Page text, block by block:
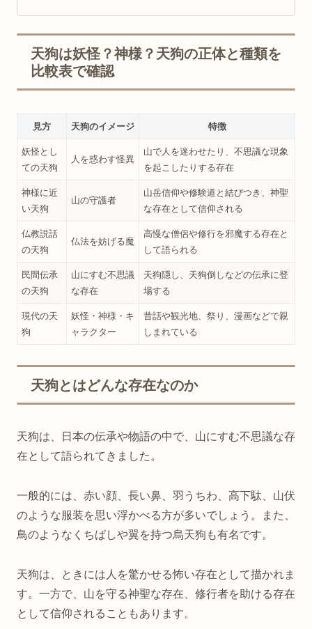
天狗は妖怪？神様？天狗の正体と種類を
比較表で確認
見方 天狗のイメージ 特徴
妖怪とし
ての天狗
人を惑わす怪異
山で人を迷わせたり、不思議な現象
を起こしたりする存在
神様に近
い天狗
山の守護者
山岳信仰や修験道と結びつき、神聖
な存在として信仰される
仏教説話
の天狗
仏法を妨げる魔
高慢な僧侶や修行を邪魔する存在と
して語られる
民間伝承
の天狗
山にすむ不思議
な存在
天狗隠し、天狗倒しなどの伝承に登
場する
現代の天
狗
妖怪・神様・キ
ャラクター
昔話や観光地、祭り、漫画などで親
しまれている
天狗とはどんな存在なのか
天狗は、日本の伝承や物語の中で、山にすむ不思議な存
在として語られてきました。
一般的には、赤い顔、長い鼻、羽うちわ、高下駄、山伏
のような服装を思い浮かべる方が多いでしょう。また、
鳥のようなくちばしや翼を持つ烏天狗も有名です。
天狗は、ときには人を驚かせる怖い存在として描かれま
す。一方で、山を守る神聖な存在、修行者を助ける存在
として信仰されることもあります。